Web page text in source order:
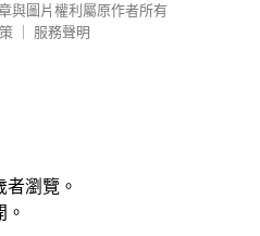
與圖片權利屬原作者所有
服務聲明
瀏覽。